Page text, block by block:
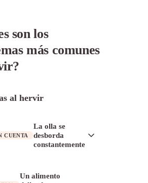
son los
más comunes
al hervir
CUENTA
La olla se
desborda
constantemente
o la espuma suben más
Un alimento